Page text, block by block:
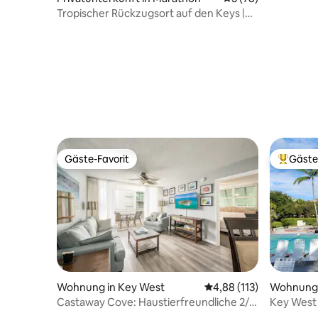
Tropischer Rückzugsort auf den Keys |
Gäste-Favorit
Gäste-Favorit
Wohnung in Key West Durchschnittliche
4,88 (113)
Castaway Cove: Haustierfreundliche 2/2
Key